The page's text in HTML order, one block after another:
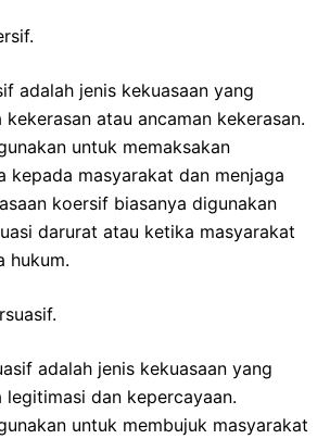
adalah jenis kekuasaan yang
atau ancaman kekerasan.
untuk memaksakan
kepada masyarakat dan menjaga
koersif biasanya digunakan
darurat atau ketika masyarakat
hukum.
adalah jenis kekuasaan yang
legitimasi dan kepercayaan.
untuk membujuk masyarakat